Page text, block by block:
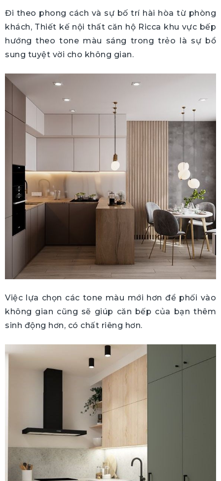
Đi theo phong cách và sự bố trí hài hòa từ phòng
khách, Thiết kế nội thất căn hộ Ricca khu vực bếp
hướng theo tone màu sáng trong trẻo là sự bổ
sung tuyệt vời cho không gian.
Việc lựa chọn các tone màu mới hơn để phối vào
không gian cũng sẽ giúp căn bếp của bạn thêm
sinh động hơn, có chất riêng hơn.